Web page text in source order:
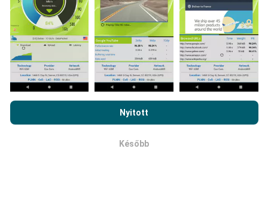
részt venni is szeretne, csak annyit kell tennie, hogy
töltse le az nPerf alkalmazást okostelefonjára.Minél
több adat van, annál átfogóbb lesz a térkép!
Hogyan készülnek a frissítések?
Nyitott
Később
használatára vonatkozó irányelveinket
tesztvégfelhasználói licencszerződést.
OK